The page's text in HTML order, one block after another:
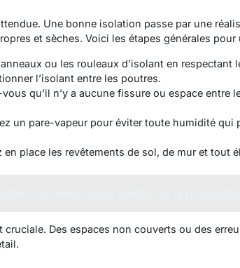
Une bonne isolation passe par une
et sèches. Voici les étapes générales
ou les rouleaux d’isolant en
l’isolant entre les poutres.
qu’il n’y a aucune fissure ou espace entre
un pare-vapeur pour éviter toute humidité qui
en place les revêtements de sol, de mur et tout
cruciale. Des espaces non couverts ou des